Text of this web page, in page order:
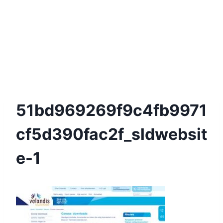
51bd969269f9c4fb9971
Cf5d390fac2f_sldwebsit
E-1